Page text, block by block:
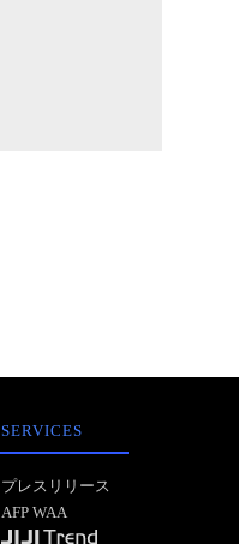
SERVICES
プレスリリース
AFP WAA